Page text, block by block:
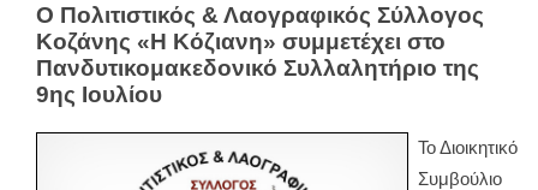
Ο Πολιτιστικός & Λαογραφικός Σύλλογος
Κοζάνης «Η Κόζιανη» συμμετέχει στο
Πανδυτικομακεδονικό Συλλαλητήριο της
9ης Ιουλίου
Το Διοικητικό
Συμβούλιο